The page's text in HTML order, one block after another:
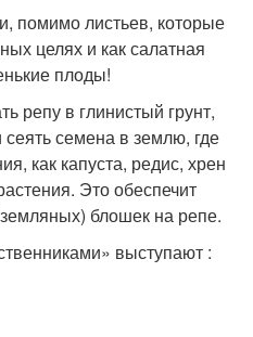
помимо листьев, которые
целях и как салатная
плоды!
репу в глинистый грунт,
семена в землю, где
как капуста, редис, хрен
Это обеспечит
блошек на репе.
выступают :